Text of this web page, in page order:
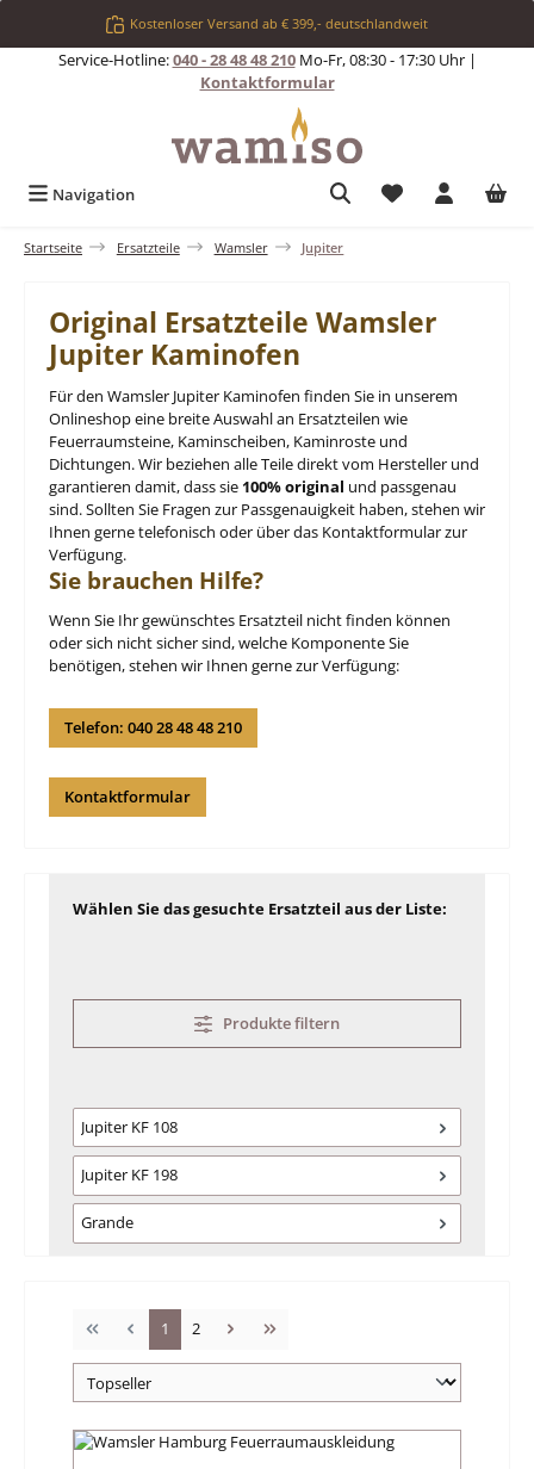
Zum Hauptinhalt springenKostenloser Versand ab € 399,- deutschlandweit
Service-Hotline:040 - 28 48 48 210Mo-Fr, 08:30 - 17:30 Uhr |
Kontaktformular
Navigation Du hast 0
Startseite Ersatzteile Wamsler Jupiter
Original Ersatzteile Wamsler
Jupiter Kaminofen
Für den Wamsler Jupiter Kaminofen finden Sie in unserem
Onlineshop eine breite Auswahl an Ersatzteilen wie
Feuerraumsteine, Kaminscheiben, Kaminroste und
Dichtungen. Wir beziehen alle Teile direkt vom Hersteller und
garantieren damit, dass sie 100% original und passgenau
sind. Sollten Sie Fragen zur Passgenauigkeit haben, stehen wir
Ihnen gerne telefonisch oder über das Kontaktformular zur
Verfügung.
Sie brauchen Hilfe?
Wenn Sie Ihr gewünschtes Ersatzteil nicht finden können
oder sich nicht sicher sind, welche Komponente Sie
benötigen, stehen wir Ihnen gerne zur Verfügung:
Telefon: 040 28 48 48 210
Kontaktformular
Wählen Sie das gesuchte Ersatzteil aus der Liste:
Produkte filtern
Jupiter KF 108
Jupiter KF 198
Grande
Seite
1 Seite
2